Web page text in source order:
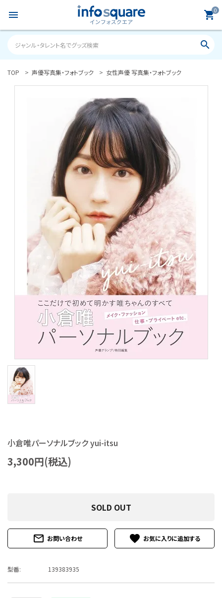
menu 0
shopping_cart
search
search
person 新規会員登録
カテゴリーから探す
S Cawaii! ME
声優写真集・フォトブック
声優グッズ
アイドル・タレント
ロト・ナンバーズ書籍・グッズ
ご利用ガイド
TOP 声優写真集・フォトブック 女性声優 写真集・フォトブック
小倉唯パーソナルブック yui-itsu
3,300円(税込)
SOLD OUT
mail_outline お問い合わせ favorite
型番: 139383935